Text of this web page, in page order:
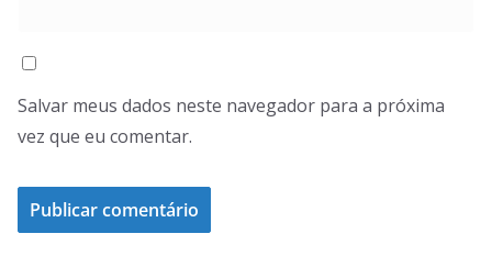
Salvar meus dados neste navegador para a próxima
vez que eu comentar.